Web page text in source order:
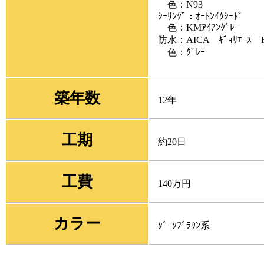
色：N93
ｼｰﾘﾝｸﾞ：ｵｰﾄﾝｲｸｼｰﾄﾞ
色：KMｱｲｱﾝｸﾞﾚｰ
防水：AICA ｷﾞｮﾘｴｰｽ
色：ｸﾞﾚｰ
築年数 12年
工期 約20日
工費 140万円
カラー ﾀﾞｰｸﾌﾞﾗｳﾝ系